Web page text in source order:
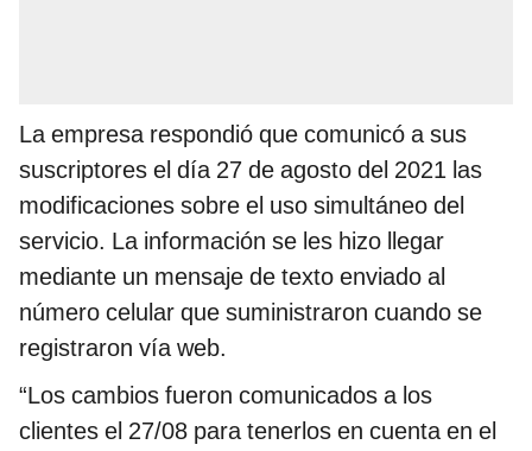
La empresa respondió que comunicó a sus
suscriptores el día 27 de agosto del 2021 las
modificaciones sobre el uso simultáneo del
servicio. La información se les hizo llegar
mediante un mensaje de texto enviado al
número celular que suministraron cuando se
registraron vía web.
“Los cambios fueron comunicados a los
clientes el 27/08 para tenerlos en cuenta en el